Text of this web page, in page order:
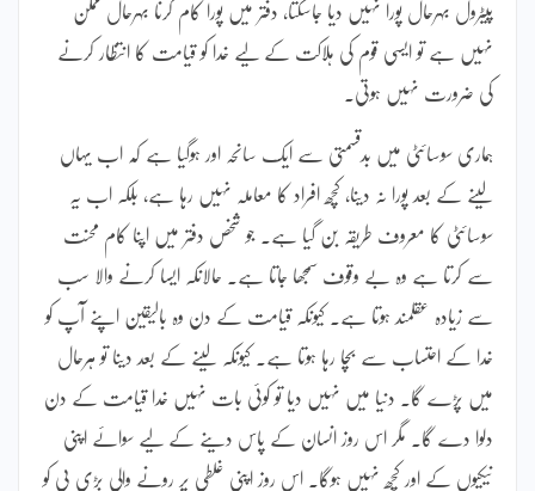
پیٹرول بہرحال پورا نہیں دیا جاسکتا، دفتر میں پورا کام کرنا بہرحال ممکن
نہیں ہے تو ایسی قوم کی ہلاکت کے لیے خدا کو قیامت کا انتظار کرنے
کی ضرورت نہیں ہوتی۔
ہماری سوسائٹی میں بدقسمتی سے ایک سانحہ اور ہوگیا ہے کہ اب یہاں
لینے کے بعد پورا نہ دینا، کچھ افراد کا معاملہ نہیں رہا ہے، بلکہ اب یہ
سوسائٹی کا معروف طریقہ بن گیا ہے۔ جو شخص دفتر میں اپنا کام محنت
سے کرتا ہے وہ بے وقوف سمجھا جاتا ہے۔ حالانکہ ایسا کرنے والا سب
سے زیادہ عقلمند ہوتا ہے۔ کیونکہ قیامت کے دن وہ بالیقین اپنے آپ کو
خدا کے احتساب سے بچا رہا ہوتا ہے۔ کیونکہ لینے کے بعد دینا تو ہرحال
میں پڑے گا۔ دنیا میں نہیں دیا تو کوئی بات نہیں خدا قیامت کے دن
دلوا دے گا۔ مگر اس روز انسان کے پاس دینے کے لیے سوائے اپنی
نیکیوں کے اور کچھ نہیں ہوگا۔ اس روز اپنی غلطی پر رونے والی بڑی بی کو